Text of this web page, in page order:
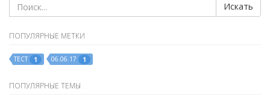
Искать
ПОПУЛЯРНЫЕ МЕТКИ
ТЕСТ 1 06.06.17 1
ПОПУЛЯРНЫЕ ТЕМЫ